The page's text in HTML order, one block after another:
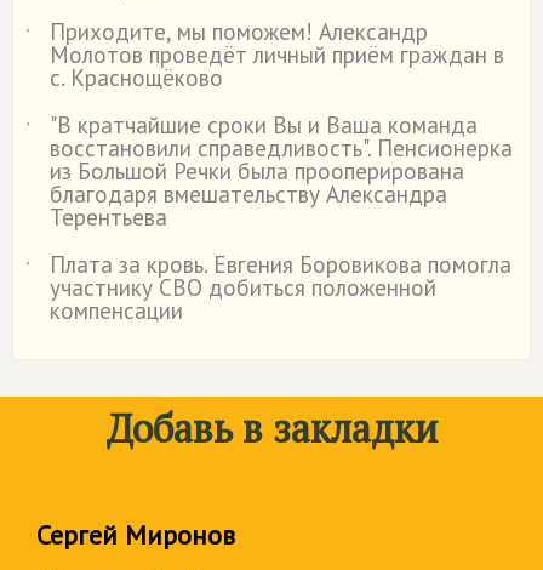
˙
Приходите, мы поможем! Александр
Молотов проведёт личный приём граждан в
с. Краснощёково
˙
"В кратчайшие сроки Вы и Ваша команда
восстановили справедливость". Пенсионерка
из Большой Речки была прооперирована
благодаря вмешательству Александра
Терентьева
˙
Плата за кровь. Евгения Боровикова помогла
участнику СВО добиться положенной
компенсации
Добавь в закладки
Сергей Миронов